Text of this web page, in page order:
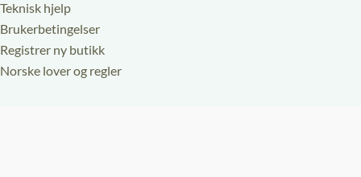
Teknisk hjelp
Brukerbetingelser
Registrer ny butikk
Norske lover og regler